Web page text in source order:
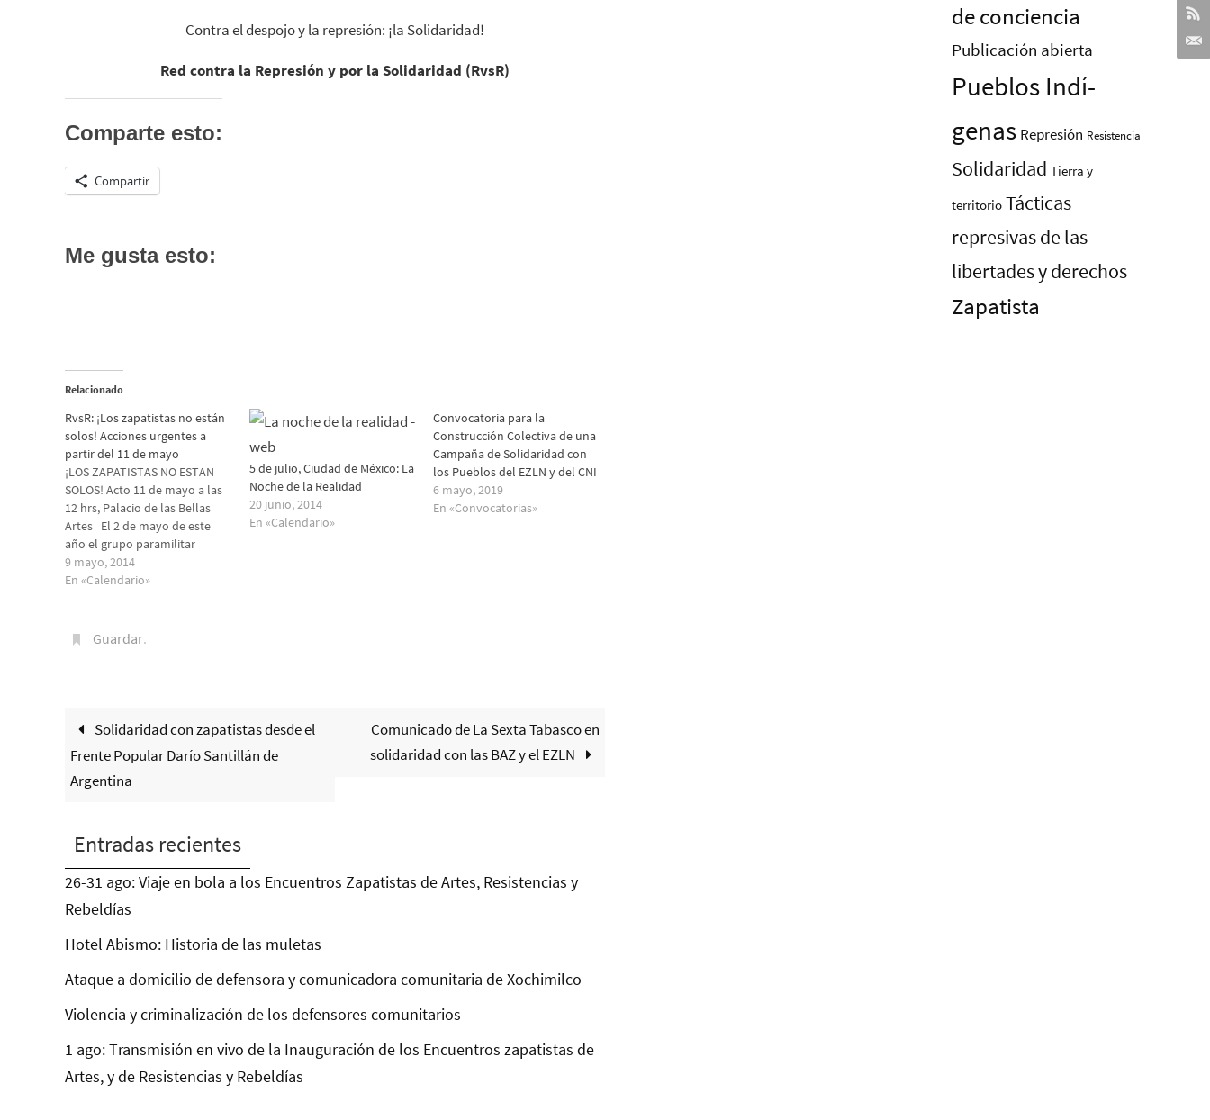
Contra el despojo y la represión: ¡la Solidaridad!
Red contra la Represión y por la Solidaridad (RvsR)
Comparte esto:
Compartir
Me gusta esto:
Relacionado
RvsR: ¡Los zapatistas no están
solos! Acciones urgentes a
partir del 11 de mayo
¡LOS ZAPATISTAS NO ESTAN
SOLOS! Acto 11 de mayo a las
12 hrs, Palacio de las Bellas
Artes El 2 de mayo de este
año el grupo paramilitar
CIOAC-Histórica asesinó,
agredió y emboscó a Bases de
Gobierno de La Realidad
9 mayo, 2014
En «Calendario»
5 de julio, Ciudad de México: La
Noche de la Realidad
20 junio, 2014
En «Calendario»
Convocatoria para la
Construcción Colectiva de una
Campaña de Solidaridad con
los Pueblos del EZLN y del CNI
6 mayo, 2019
En «Convocatorias»
Guardar.
Solidaridad con zapatistas desde el
Frente Popular Darío Santillán de
Argentina
Comunicado de La Sexta Tabasco en
solidaridad con las BAZ y el EZLN
Entradas recientes
26-31 ago: Viaje en bola a los Encuentros Zapatistas de Artes, Resistencias y
Rebeldías
Hotel Abismo: Historia de las muletas
Ataque a domicilio de defensora y comunicadora comunitaria de Xochimilco
Violencia y criminalización de los defensores comunitarios
1 ago: Transmisión en vivo de la Inauguración de los Encuentros zapatistas de
Artes, y de Resistencias y Rebeldías
de conciencia
Publicación abierta
Pueblos Indí­
genas Represión Resistencia
Solidaridad Tierra y
territorio Tácticas
represivas de las
libertades y derechos
Zapatista